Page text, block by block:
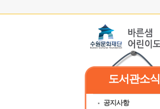
도서관소식
공지사항